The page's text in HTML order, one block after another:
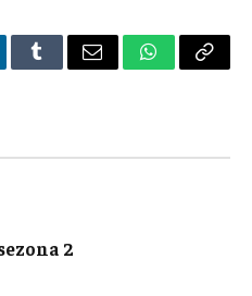
TumblrEmail WhatsApp
Copy
2